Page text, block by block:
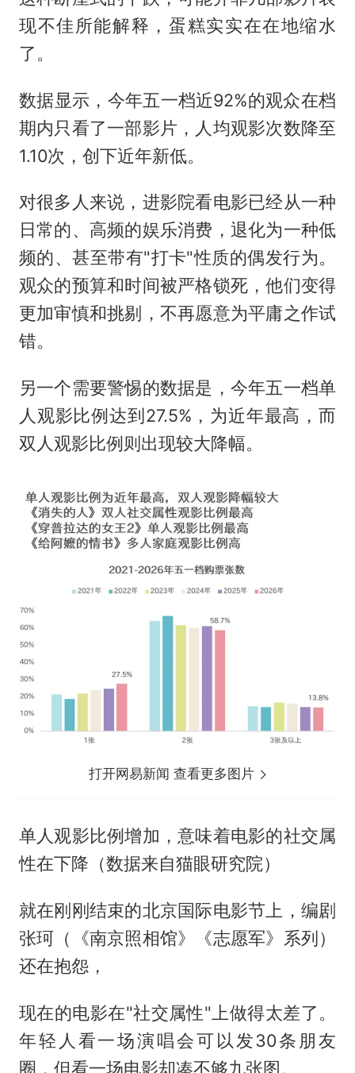
现不佳所能解释，蛋糕实实在在地缩水
了。
数据显示，今年五一档近92%的观众在档
期内只看了一部影片，人均观影次数降至
1.10次，创下近年新低。
对很多人来说，进影院看电影已经从一种
日常的、高频的娱乐消费，退化为一种低
频的、甚至带有"打卡"性质的偶发行为。
观众的预算和时间被严格锁死，他们变得
更加审慎和挑剔，不再愿意为平庸之作试
错。
另一个需要警惕的数据是，今年五一档单
人观影比例达到27.5%，为近年最高，而
双人观影比例则出现较大降幅。
打开网易新闻 查看更多图片
单人观影比例增加，意味着电影的社交属
性在下降（数据来自猫眼研究院）
就在刚刚结束的北京国际电影节上，编剧
张珂（《南京照相馆》《志愿军》系列）
还在抱怨，
现在的电影在"社交属性"上做得太差了。
年轻人看一场演唱会可以发30条朋友
圈，但看一场电影却凑不够九张图。